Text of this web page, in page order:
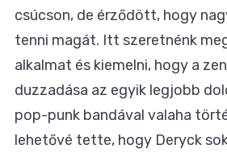
csúcson, de érződött, hogy
tenni magát. Itt szeretnénk
alkalmat és kiemelni, hogy a
duzzadása az egyik legjobb
pop-punk bandával valaha
lehetővé tette, hogy Deryck